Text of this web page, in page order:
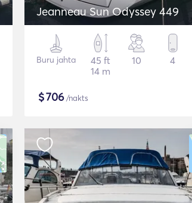
Jeanneau Sun Odyssey 449
Buru jahta
45 ft
14 m
10 4
$706/nakts